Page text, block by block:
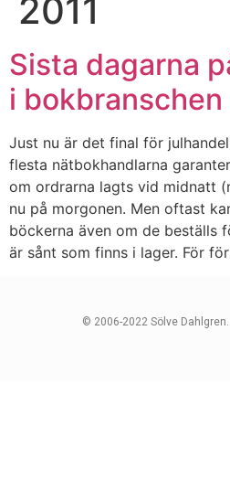
2011
Sista dagarna
i bokbranschen
Just nu är det final för
flesta nätbokhandlarna
om ordrarna lagts vid midnatt
nu på morgonen. Men oftast
böckerna även om de beställs
är sånt som finns i lager. För
© 2006-2022 Sölve